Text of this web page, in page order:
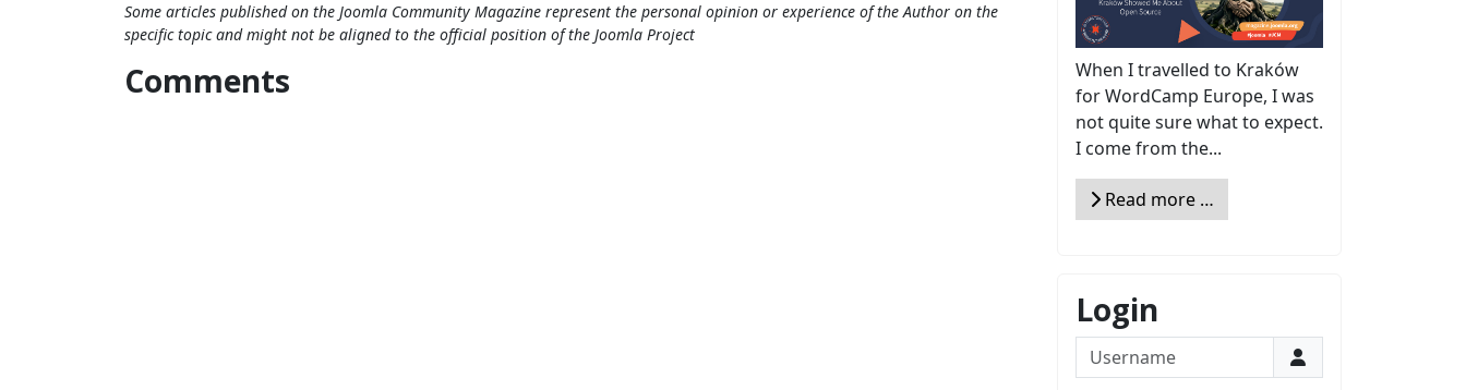
Some articles published on the Joomla Community Magazine represent the personal opinion or experience of the Author on the
specific topic and might not be aligned to the official position of the Joomla Project
Comments
When I travelled to Kraków
for WordCamp Europe, I was
not quite sure what to expect.
I come from the...
Read more …
Login
Username